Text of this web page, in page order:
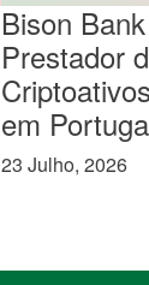
Bison
Prestador
em
23 Julho, 2026